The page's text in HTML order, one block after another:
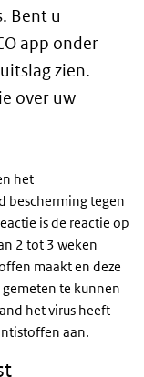
Bent u
app onder
zien.
over uw
het
bescherming tegen
is de reactie op
2 tot 3 weken
maakt en deze
te kunnen
het virus heeft
aan.